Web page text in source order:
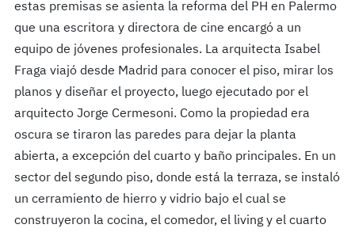
estas premisas se asienta la reforma del PH en Palermo
que una escritora y directora de cine encargó a un
equipo de jóvenes profesionales. La arquitecta Isabel
Fraga viajó desde Madrid para conocer el piso, mirar los
planos y diseñar el proyecto, luego ejecutado por el
arquitecto Jorge Cermesoni. Como la propiedad era
oscura se tiraron las paredes para dejar la planta
abierta, a excepción del cuarto y baño principales. En un
sector del segundo piso, donde está la terraza, se instaló
un cerramiento de hierro y vidrio bajo el cual se
construyeron la cocina, el comedor, el living y el cuarto